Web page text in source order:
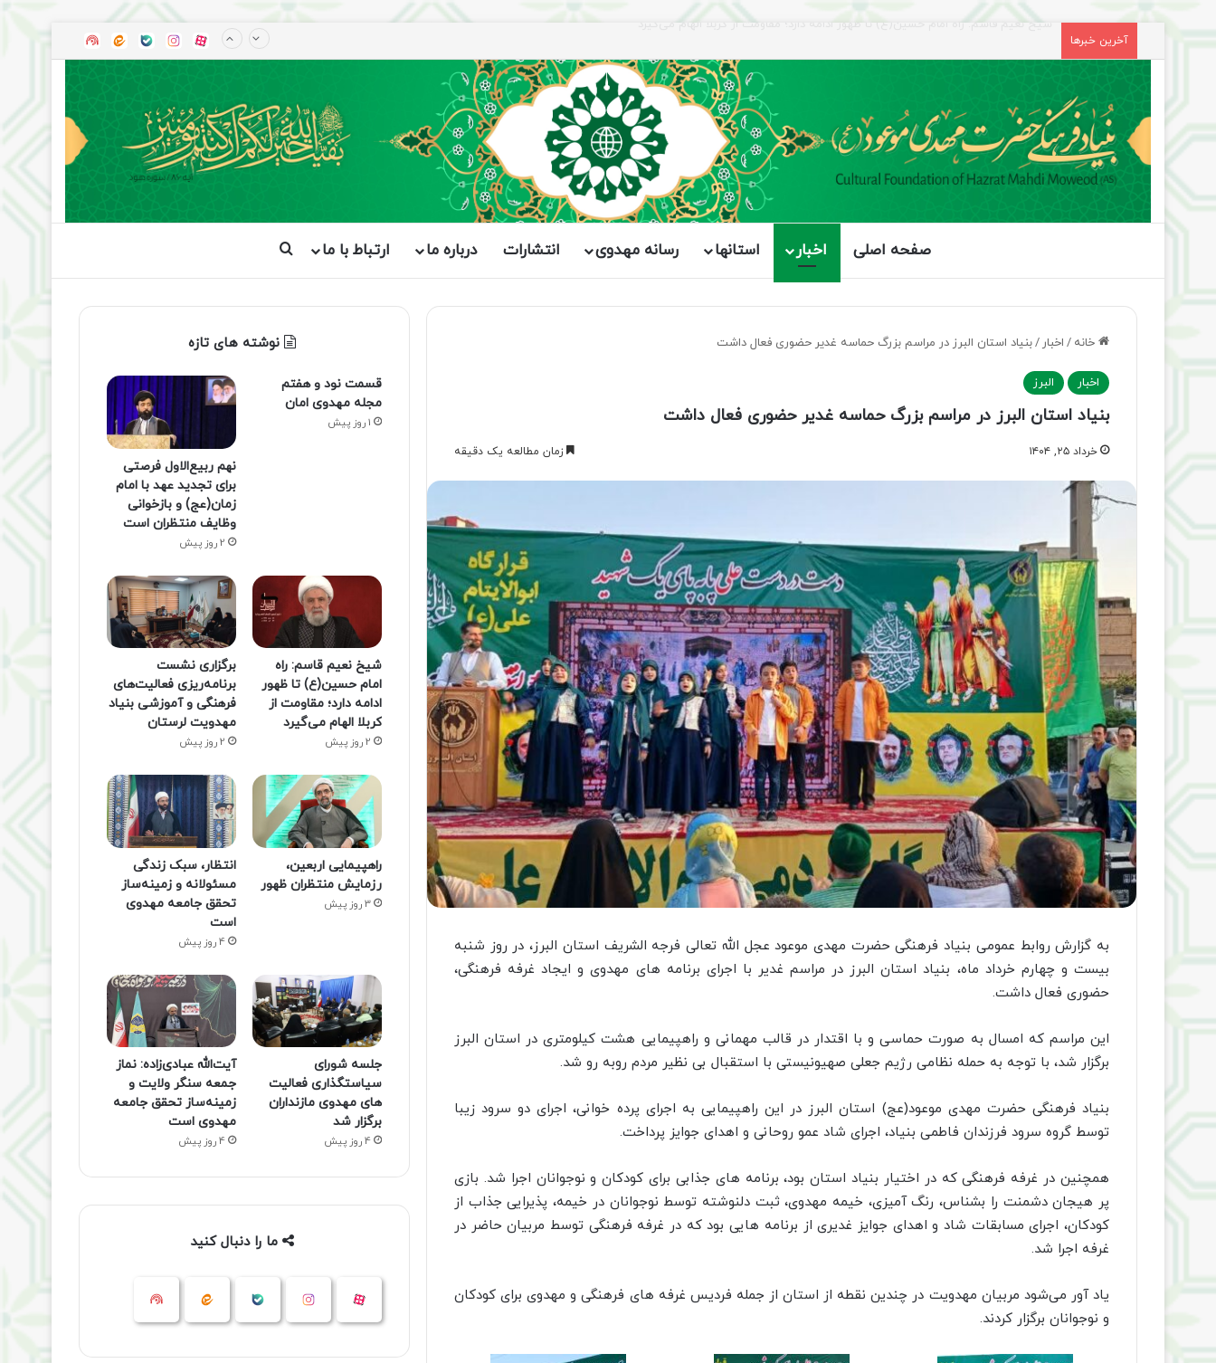
آخرین خبرها آپاراتاینستاگرام
بله ایتا
صفحه اصلی اخبار استانها رسانه مهدوی انتشارات درباره ما ارتباط با ما جستجو برای
خانه / اخبار /بنیاد استان البرز در مراسم بزرگ حماسه غدیر حضوری فعال داشت
اخبار البرز
بنیاد استان البرز در مراسم بزرگ حماسه غدیر حضوری فعال داشت
خرداد ۲۵, ۱۴۰۴ زمان مطالعه یک دقیقه
به گزارش روابط عمومی بنیاد فرهنگی حضرت مهدی موعود عجل الله تعالی فرجه الشریف استان البرز، در روز شنبه
بیست و چهارم خرداد ماه، بنیاد استان البرز در مراسم غدیر با اجرای برنامه های مهدوی و ایجاد غرفه فرهنگی،
حضوری فعال داشت.
این مراسم که امسال به صورت حماسی و با اقتدار در قالب مهمانی و راهپیمایی هشت کیلومتری در استان البرز
برگزار شد، با توجه به حمله نظامی رژیم جعلی صهیونیستی با استقبال بی نظیر مردم روبه رو شد.
بنیاد فرهنگی حضرت مهدی موعود(عج) استان البرز در این راهپیمایی به اجرای پرده خوانی، اجرای دو سرود زیبا
توسط گروه سرود فرزندان فاطمی بنیاد، اجرای شاد عمو روحانی و اهدای جوایز پرداخت.
همچنین در غرفه فرهنگی که در اختیار بنیاد استان بود، برنامه های جذابی برای کودکان و نوجوانان اجرا شد. بازی
پر هیجان دشمنت را بشناس، رنگ آمیزی، خیمه مهدوی، ثبت دلنوشته توسط نوجوانان در خیمه، پذیرایی جذاب از
کودکان، اجرای مسابقات شاد و اهدای جوایز غدیری از برنامه هایی بود که در غرفه فرهنگی توسط مربیان حاضر در
غرفه اجرا شد.
یاد آور می‌شود مربیان مهدویت در چندین نقطه از استان از جمله فردیس غرفه های فرهنگی و مهدوی برای کودکان
و نوجوانان برگزار کردند.
نوشته های تازه
قسمت نود و هفتم
مجله مهدوی امان
1 روز پیش
نهم ربیع‌الاول فرصتی
برای تجدید عهد با امام
زمان(عج) و بازخوانی
وظایف منتظران است
2 روز پیش
شیخ نعیم قاسم: راه
امام حسین(ع) تا ظهور
ادامه دارد؛ مقاومت از
کربلا الهام می‌گیرد
2 روز پیش
برگزاری نشست
برنامه‌ریزی فعالیت‌های
فرهنگی و آموزشی بنیاد
مهدویت لرستان
2 روز پیش
راهپیمایی اربعین،
رزمایش منتظران ظهور
3 روز پیش
انتظار، سبک زندگی
مسئولانه و زمینه‌ساز
تحقق جامعه مهدوی
است
4 روز پیش
جلسه شورای
سیاستگذاری فعالیت
های مهدوی مازنداران
برگزار شد
4 روز پیش
آیت‌الله عبادی‌زاده: نماز
جمعه سنگر ولایت و
زمینه‌ساز تحقق جامعه
مهدوی است
4 روز پیش
ما را دنبال کنید
آپارات اینستاگرام ایتا